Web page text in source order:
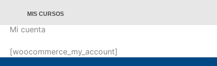
MIS CURSOS
Mi cuenta
[woocommerce_my_account]